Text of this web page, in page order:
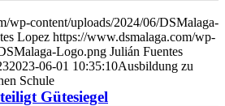
wp-content/uploads/2024/06/DSMalaga-
Lopez https://www.dsmalaga.com/wp-
Logo.png Julián Fuentes
2023-06-01 10:35:10Ausbildung zu
Schule
Gütesiegel